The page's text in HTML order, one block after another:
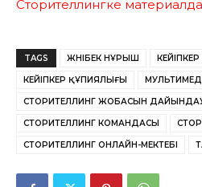
Сторителлингке
TAGS ЖӘНІБЕК НҰРЫШ КЕЙІПКЕР
КЕЙІПКЕР ҚҰПИЯЛЫҒЫ
СТОРИТЕЛЛИНГ ЖОБАСЫН
СТОРИТЕЛЛИНГ КОМАНДАСЫ
СТОРИТЕЛЛИНГ ОНЛАЙН-МЕКТЕБІ